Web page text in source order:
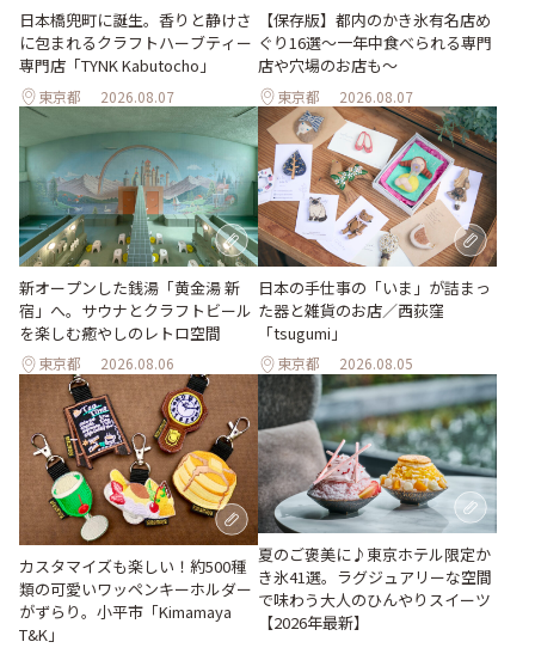
日本橋兜町に誕生。香りと静けさ
に包まれるクラフトハーブティー
専門店「TYNK Kabutocho」
東京都 2026.08.07
【保存版】都内のかき氷有名店め
ぐり16選～一年中食べられる専門
店や穴場のお店も～
東京都 2026.08.07
新オープンした銭湯「黄金湯 新
宿」へ。サウナとクラフトビール
を楽しむ癒やしのレトロ空間
東京都 2026.08.06
日本の手仕事の「いま」が詰まっ
た器と雑貨のお店／西荻窪
「tsugumi」
東京都 2026.08.05
カスタマイズも楽しい！約500種
類の可愛いワッペンキーホルダー
がずらり。小平市「Kimamaya
T&K」
夏のご褒美に♪東京ホテル限定か
き氷41選。ラグジュアリーな空間
で味わう大人のひんやりスイーツ
【2026年最新】